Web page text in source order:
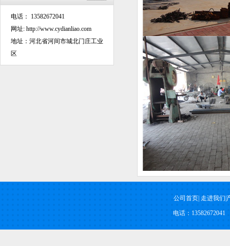
电话： 13582672041
网址: http://www.cydianliao.com
地址：河北省河间市城北门庄工业
区
公司首页 走进我们
电话：